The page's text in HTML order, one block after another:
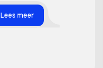
Lees meer